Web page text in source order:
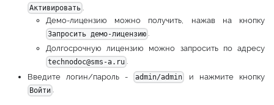
Активировать
Демо-лицензию можно получить, нажав на кнопку
Запросить демо-лицензию .
Долгосрочную лицензию можно запросить по адресу
technodoc@sms-a.ru .
Введите логин/пароль -
admin/admin и нажмите кнопку
Войти .